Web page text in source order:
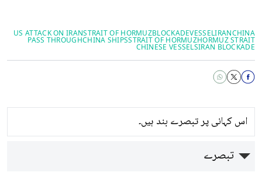
CHINA
IRAN
VESSEL
BLOCKADE
STRAIT OF HORMUZ
US ATTACK ON IRAN
HORMUZ STRAIT
STRAIT OF ​HORMUZ
CHINA SHIPS
PASS THROUGH
IRAN BLOCKADE
CHINESE VESSELS
اس کہانی پر تبصرے بند ہیں۔
تبصرے